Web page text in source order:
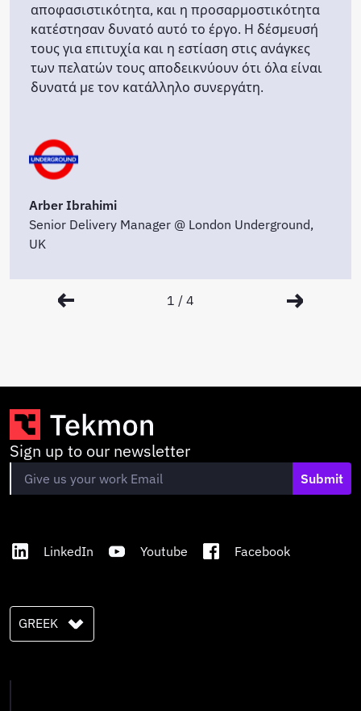
αποφασιστικότητα, και η προσαρμοστικότητα
κατέστησαν δυνατό αυτό το έργο. Η δέσμευσή
τους για επιτυχία και η εστίαση στις ανάγκες
των πελατών τους αποδεικνύουν ότι όλα είναι
δυνατά με τον κατάλληλο συνεργάτη.
Arber Ibrahimi
Senior Delivery Manager @ London Underground,
UK
1 / 4
Sign up to our newsletter
Submit
LinkedIn Youtube Facebook
GREEK